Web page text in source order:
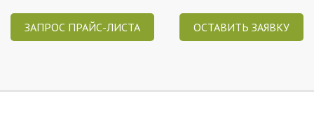
ЗАПРОС ПРАЙС-ЛИСТА ОСТАВИТЬ ЗАЯВКУ